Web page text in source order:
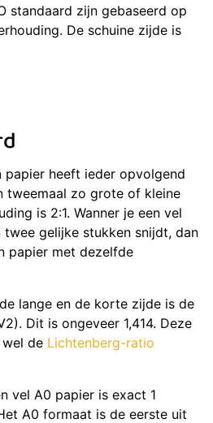
standaard zijn gebaseerd op
De schuine zijde is
papier heeft ieder opvolgend
tweemaal zo grote of kleine
is 2:1. Wanner je een vel
gelijke stukken snijdt, dan
papier met dezelfde
lange en de korte zijde is de
Dit is ongeveer 1,414. Deze
de Lichtenberg-ratio
vel A0 papier is exact 1
A0 formaat is de eerste uit